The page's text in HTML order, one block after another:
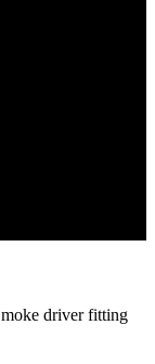
driver fitting